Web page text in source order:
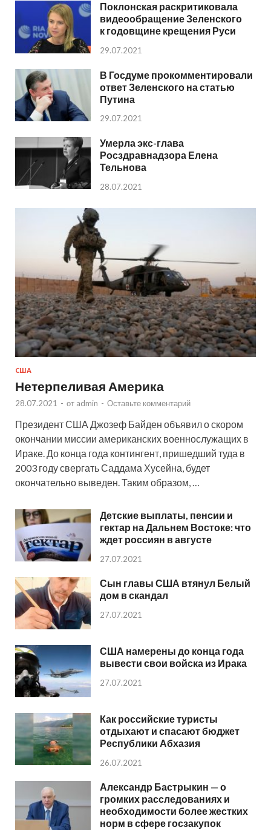
Поклонская раскритиковала
видеообращение Зеленского
к годовщине крещения Руси
29.07.2021
В Госдуме прокомментировали
ответ Зеленского на статью
Путина
29.07.2021
Умерла экс-глава
Росздравнадзора Елена
Тельнова
28.07.2021
США
Нетерпеливая Америка
28.07.2021 - от admin - Оставьте комментарий
Президент США Джозеф Байден объявил о скором
окончании миссии американских военнослужащих в
Ираке. До конца года контингент, пришедший туда в
2003 году свергать Саддама Хусейна, будет
окончательно выведен. Таким образом, …
Детские выплаты, пенсии и
гектар на Дальнем Востоке: что
ждет россиян в августе
27.07.2021
Сын главы США втянул Белый
дом в скандал
27.07.2021
США намерены до конца года
вывести свои войска из Ирака
27.07.2021
Как российские туристы
отдыхают и спасают бюджет
Республики Абхазия
26.07.2021
Александр Бастрыкин — о
громких расследованиях и
необходимости более жестких
норм в сфере госзакупок